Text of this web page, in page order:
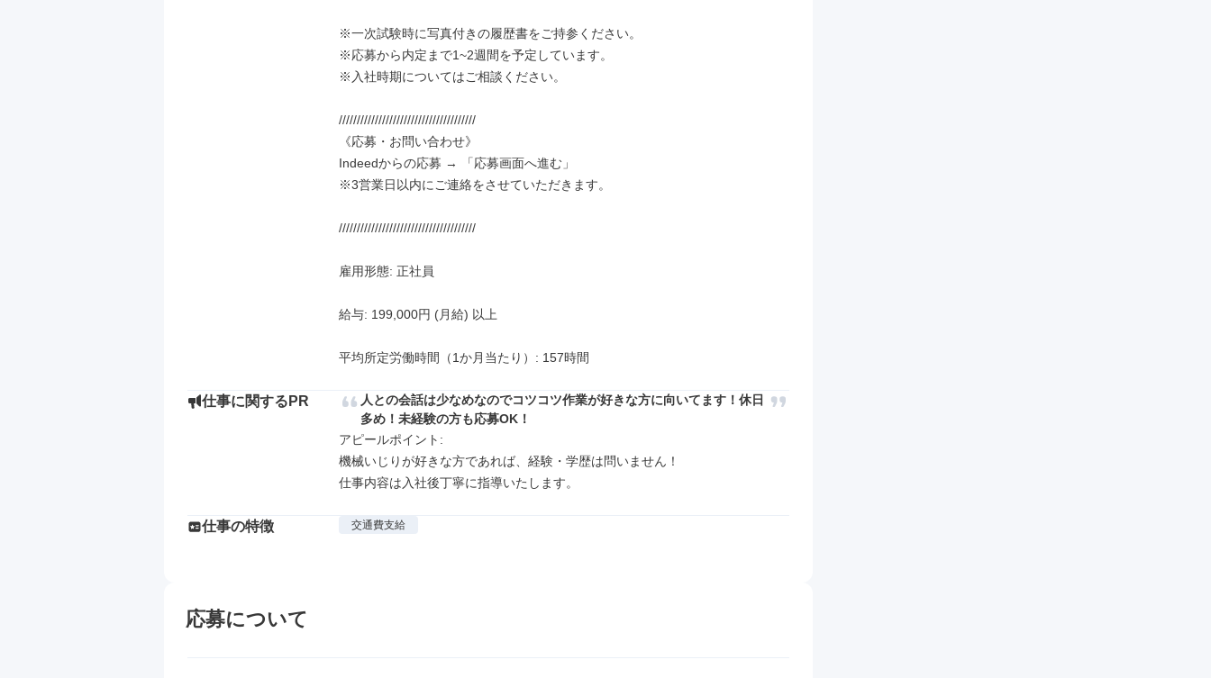
※一次試験時に写真付きの履歴書をご持参ください。
※応募から内定まで1~2週間を予定しています。
※入社時期についてはご相談ください。
//////////////////////////////////////
《応募・お問い合わせ》
Indeedからの応募 → 「応募画面へ進む」
※3営業日以内にご連絡をさせていただきます。
//////////////////////////////////////
雇用形態: 正社員
給与: 199,000円 (月給) 以上
平均所定労働時間（1か月当たり）: 157時間
仕事に関するPR
人との会話は少なめなのでコツコツ作業が好きな方に向いてます！休日
多め！未経験の方も応募OK！
アピールポイント:
機械いじりが好きな方であれば、経験・学歴は問いません！
仕事内容は入社後丁寧に指導いたします。
仕事の特徴 交通費支給
応募について